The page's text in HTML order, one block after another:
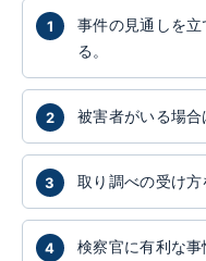
事件の見通しを
る。
被害者がいる場合
取り調べの受け方
検察官に有利な